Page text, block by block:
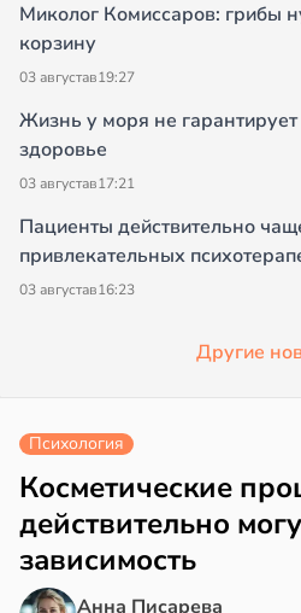
Миколог Комиссаров: грибы
корзину
03 августав19:27
Жизнь у моря не
здоровье
03 августав17:21
Пациенты действительно
привлекательных
03 августав16:23
Другие
Психология
Косметические
действительно
зависимость
Анна Писарева